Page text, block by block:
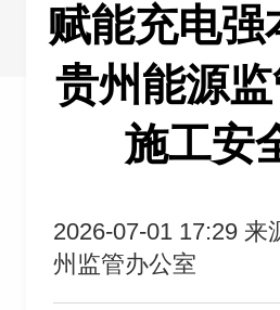
赋能充电
贵州能源
施工安
2026-07-01 17:29 来
州监管办公室